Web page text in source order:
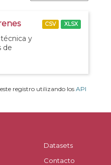
y
de
CSV XLSX
registro utilizando losAPI
Datasets
Contacto